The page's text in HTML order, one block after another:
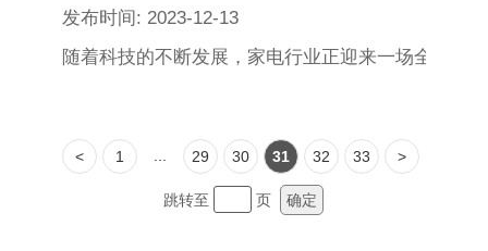
发布时间: 2023-12-13
随着科技的不断发展，家电行业正迎来一场全新的
< 1 29 30 31 32 33 >
跳转至 页 确定